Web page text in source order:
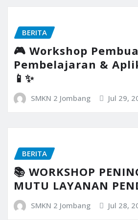
BERITA
🎮 Workshop
Pembelajaran &
📱✨
SMKN 2 Jombang Jul 29,
BERITA
📚 WORKSHOP
MUTU LAYANAN
SMKN 2 Jombang Jul 28,